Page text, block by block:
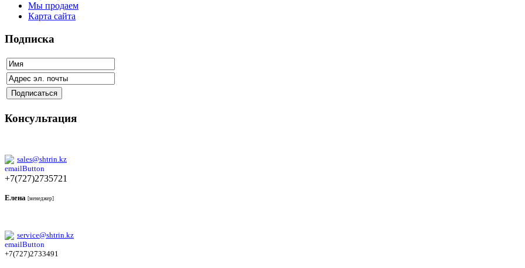
Мы продаем
Карта сайта
Подписка
Консультация
sales@shtrin.kz
+7(727)2735721
Елена [менеджер]
service@shtrin.kz
+7(727)2733491